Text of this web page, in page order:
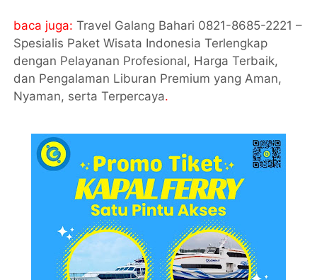
baca juga:Travel Galang Bahari 0821-8685-2221 –
Spesialis Paket Wisata Indonesia Terlengkap
dengan Pelayanan Profesional, Harga Terbaik,
dan Pengalaman Liburan Premium yang Aman,
Nyaman, serta Terpercaya.